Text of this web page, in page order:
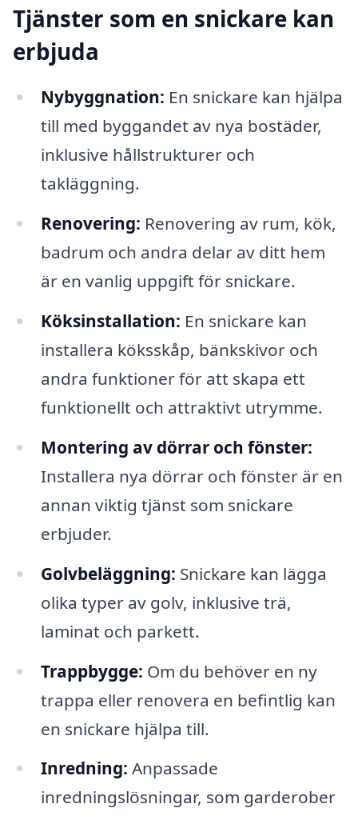
Tjänster som en snickare kan
erbjuda
Nybyggnation: En snickare kan hjälpa
till med byggandet av nya bostäder,
inklusive hållstrukturer och
takläggning.
Renovering: Renovering av rum, kök,
badrum och andra delar av ditt hem
är en vanlig uppgift för snickare.
Köksinstallation: En snickare kan
installera köksskåp, bänkskivor och
andra funktioner för att skapa ett
funktionellt och attraktivt utrymme.
Montering av dörrar och fönster:
Installera nya dörrar och fönster är en
annan viktig tjänst som snickare
erbjuder.
Golvbeläggning: Snickare kan lägga
olika typer av golv, inklusive trä,
laminat och parkett.
Trappbygge: Om du behöver en ny
trappa eller renovera en befintlig kan
en snickare hjälpa till.
Inredning: Anpassade
inredningslösningar, som garderober